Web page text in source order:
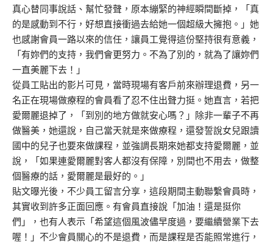
真心替同事說話、幫忙發聲，原本繃緊的神經瞬間斷掉，「真
的是感動到不行，好想直接衝過去給她一個超級大擁抱。」她
也感謝會員一路以來的信任，讓員工覺得這份堅持很有意義，
「有妳們的支持，我們會更努力。不為了別的，就為了讓妳們
一直美麗下去！」
從員工貼出的影片可見，當時現場有客戶前來辦理退費，另一
名正在現場做療程的會員看了忍不住出聲力挺。她直言，若把
愛爾麗退掉了，「到別的地方做就安心嗎？」除非一輩子不再
做醫美，她還說，自己當天就是來做療程，還發誓說女兒跟讀
國中的兒子也要來做課程，並強調長期來她都支持愛爾麗，並
說，「如果連愛爾麗對客人都沒有保障，別間也不用去，做整
個醫療的話，愛爾麗是最好的。」
貼文曝光後，不少員工留言分享，這段期間主動聯繫會員時，
其實收到許多正面回應。有會員直接說「加油！還是挺你
們」，也有人表示「希望這個風波儘早度過，要繼續營業下去
喔！」不少會員關心的不是退費，而是課程是否能照常進行，